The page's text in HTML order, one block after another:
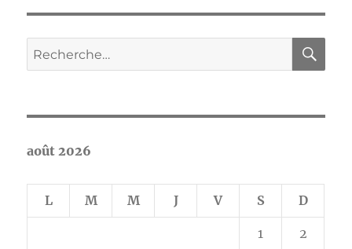
Recherche
pour :
août 2026
L M M J V S D
1 2